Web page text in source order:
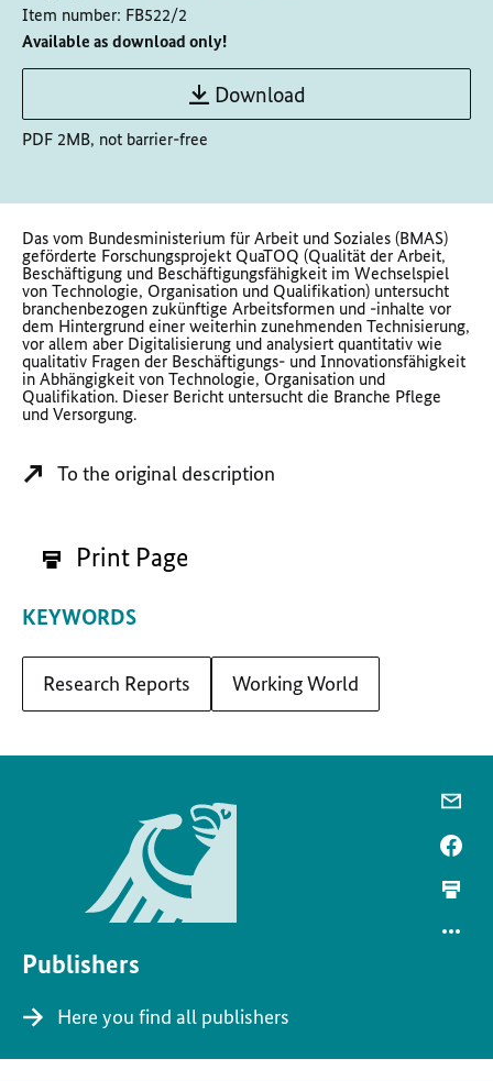
Item number: FB522/2
Available as download only!
Download
PDF 2MB, not barrier-free
Das vom Bundesministerium für Arbeit und Soziales (BMAS)
geförderte Forschungsprojekt QuaTOQ (Qualität der Arbeit,
Beschäftigung und Beschäftigungsfähigkeit im Wechselspiel
von Technologie, Organisation und Qualifikation) untersucht
branchenbezogen zukünftige Arbeitsformen und -inhalte vor
dem Hintergrund einer weiterhin zunehmenden Technisierung,
vor allem aber Digitalisierung und analysiert quantitativ wie
qualitativ Fragen der Beschäftigungs- und Innovationsfähigkeit
in Abhängigkeit von Technologie, Organisation und
Qualifikation. Dieser Bericht untersucht die Branche Pflege
und Versorgung.
To the original description
Print Page
KEYWORDS
Research Reports Working World
Publishers
Here you find all publishers